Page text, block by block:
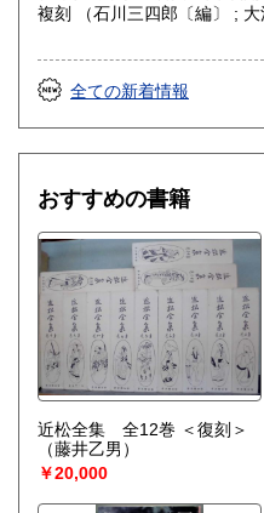
複刻 （石川三四郎〔編〕 ;
全ての新着情報
おすすめの書籍
近松全集 全12巻 ＜復刻＞
（藤井乙男）
￥20,000